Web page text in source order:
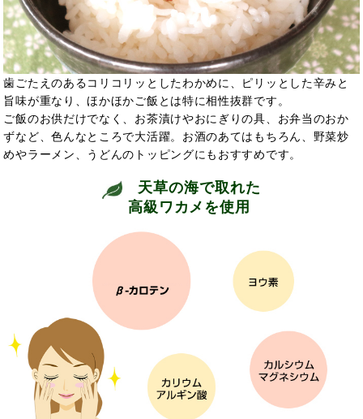
歯ごたえのあるコリコリッとしたわかめに、ピリッとした辛みと
旨味が重なり、ほかほかご飯とは特に相性抜群です。
ご飯のお供だけでなく、お茶漬けやおにぎりの具、お弁当のおか
ずなど、色んなところで大活躍。お酒のあてはもちろん、野菜炒
めやラーメン、うどんのトッピングにもおすすめです。
天草の海で取れた
高級ワカメを使用